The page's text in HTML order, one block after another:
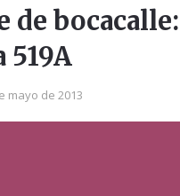
de
519A
mayo de 2013